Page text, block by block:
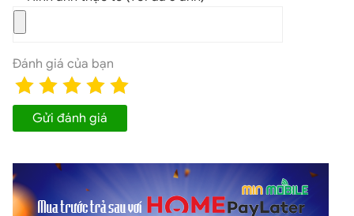
Đánh giá của bạn
Gửi đánh giá